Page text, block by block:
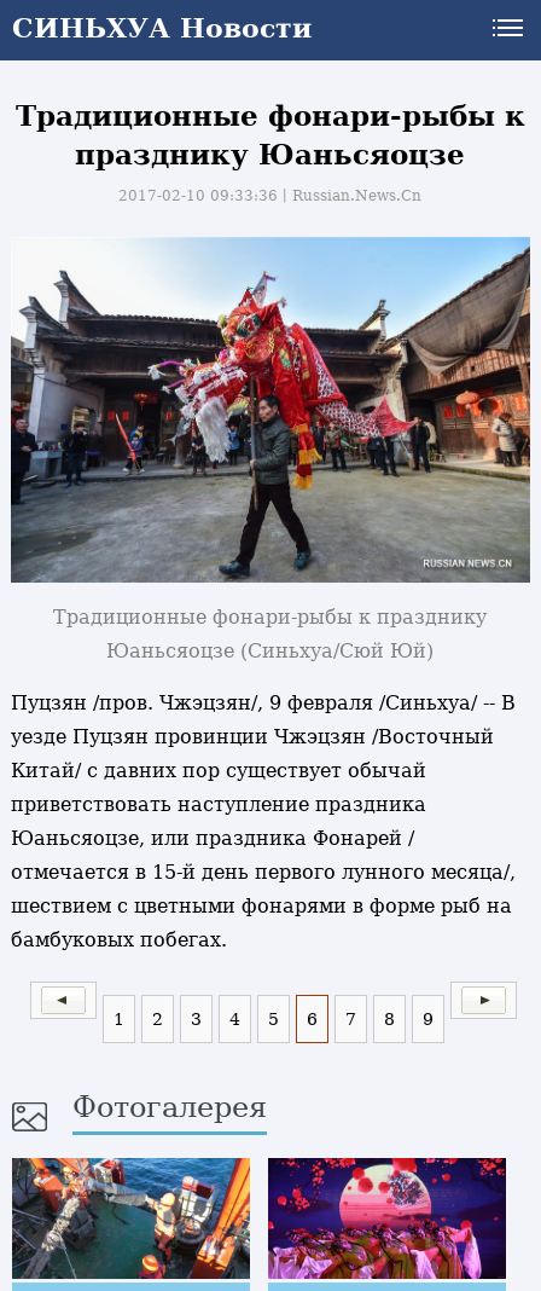
СИНЬХУА Новости
Традиционные фонари-рыбы к
празднику Юаньсяоцзе
2017-02-10 09:33:36丨Russian.News.Cn
Традиционные фонари-рыбы к празднику
Юаньсяоцзе (Синьхуа/Сюй Юй)
Пуцзян /пров. Чжэцзян/, 9 февраля /Синьхуа/ -- В
уезде Пуцзян провинции Чжэцзян /Восточный
Китай/ с давних пор существует обычай
приветствовать наступление праздника
Юаньсяоцзе, или праздника Фонарей /
отмечается в 15-й день первого лунного месяца/,
шествием с цветными фонарями в форме рыб на
бамбуковых побегах.
1 2 3 4 5 6 7 8 9
Фотогалерея